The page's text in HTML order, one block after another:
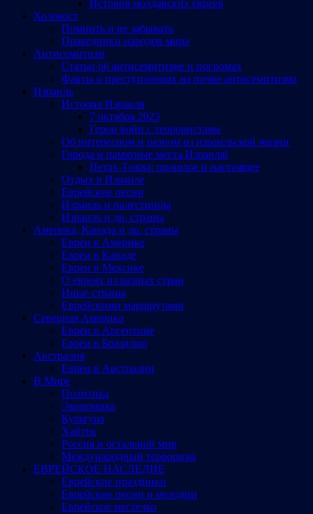
История молдавских евреев
Холокост
Помнить и не забывать
Праведники народов мира
Антисемитизм
Статьи об антисемитизме и погромах
Факты о преступлениях на почве антисемитизма
Израиль
История Израиля
7 октября 2023
Герои войн с террористами
Об интересном и разном из израильской жизни
Города и памятные места Израиляl
Петах-Тиква: прошлое и настоящее
Отдых в Израиле
Еврейские песни
Израиль и палестинцы
Израиль и др. страны
Америка, Канада и др. страны
Евреи в Америке
Евреи в Канаде
Евреи в Мексике
О евреях из разных стран
Иные страны
Еврейскими маршрутами
Северная Америка
Евреи в Аргентине
Евреи в Бразилии
Австралия
Евреи в Австралии
В Мире
Политика
Экономика
Культура
Хайтек
Россия и остальной мир
Международный терроризм
ЕВРЕЙСКОЕ НАСЛЕДИЕ
Еврейские праздники
Еврейские песни и мелодии
Еврейское местечко